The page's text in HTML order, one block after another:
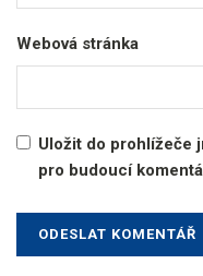
Webová stránka
Uložit do prohlížeče
pro budoucí